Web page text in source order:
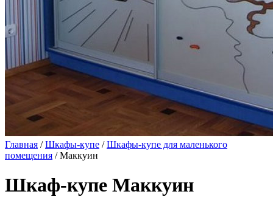
Главная /Шкафы-купе /Шкафы-купе для маленького
помещения / Маккуин
Шкаф-купе Маккуин